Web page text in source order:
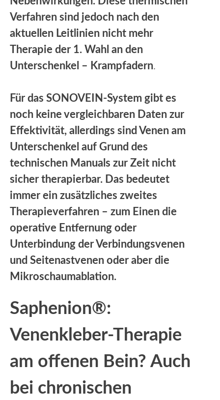
Verfahren sind jedoch nach den
aktuellen Leitlinien nicht mehr
Therapie der 1. Wahl an den
Unterschenkel – Krampfadern.
Für das SONOVEIN-System gibt es
noch keine vergleichbaren Daten zur
Effektivität, allerdings sind Venen am
Unterschenkel auf Grund des
technischen Manuals zur Zeit nicht
sicher therapierbar. Das bedeutet
immer ein zusätzliches zweites
Therapieverfahren – zum Einen die
operative Entfernung oder
Unterbindung der Verbindungsvenen
und Seitenastvenen oder aber die
Mikroschaumablation.
Saphenion®:
Venenkleber-Therapie
am offenen Bein? Auch
bei chronischen